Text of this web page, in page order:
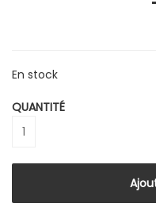
En stock
QUANTITÉ